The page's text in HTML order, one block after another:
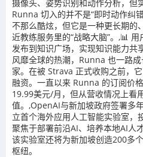
摄像头、姿势识别和动作分析，但
Runna 切入的并不是“即时动作纠
不那么酷炫，但它是一种更长期的
近教练服务里的“战略大脑”。,📊
发布到知识广场，实现知识能力共
风靡全球的热潮，Runna 也一路
家。在被 Strava 正式收购之前，
融资。一直以来 Runna 的订阅价
19.99美元/月，但从营收情况上看
值。,OpenAI与新加坡政府签署多
立首个海外应用人工智能实验室，
聚焦于部署前沿AI、培养本地AI人
该实验室还将为新加坡创造200多
枢纽。